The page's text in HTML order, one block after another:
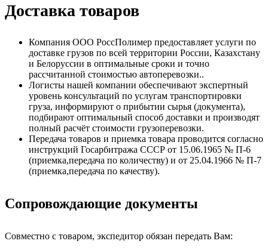
Доставка товаров
Компания ООО РоссПолимер предоставляет услуги по
доставке грузов по всей территории России, Казахстану
и Белоруссии в оптимальные сроки и точно
рассчитанной стоимостью автоперевозки..
Логисты нашей компании обеспечивают экспертный
уровень консультаций по услугам транспортировки
груза, информируют о прибытии сырья (документа),
подбирают оптимальный способ доставки и производят
полный расчёт стоимости грузоперевозки.
Передача товаров и приемка товара проводится согласно
инструкций Госарбитража СССР от 15.06.1965 № П-6
(приемка,передача по количеству) и от 25.04.1966 № П-7
(приемка,передача по качеству).
Сопровождающие документы
Совместно с товаром, экспедитор обязан передать Вам: